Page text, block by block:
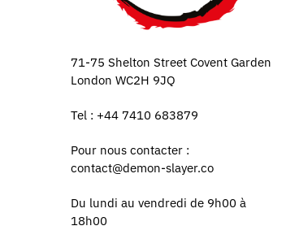
71-75 Shelton Street Covent Garden
London WC2H 9JQ
Tel : +44 7410 683879
Pour nous contacter :
contact@demon-slayer.co
Du lundi au vendredi de 9h00 à
18h00